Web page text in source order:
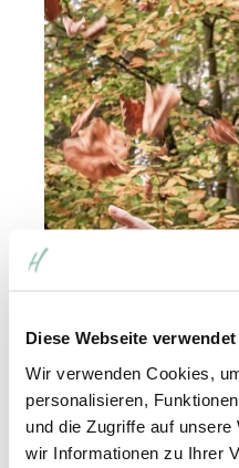
Diese Webseite
Wir verwenden Cookies,
personalisieren,
und die Zugriffe auf
wir Informationen zu Ihrer